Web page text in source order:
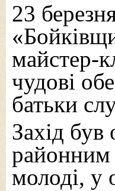
23
майстер-
чудові
батьки
Захід був
районним
молоді, у